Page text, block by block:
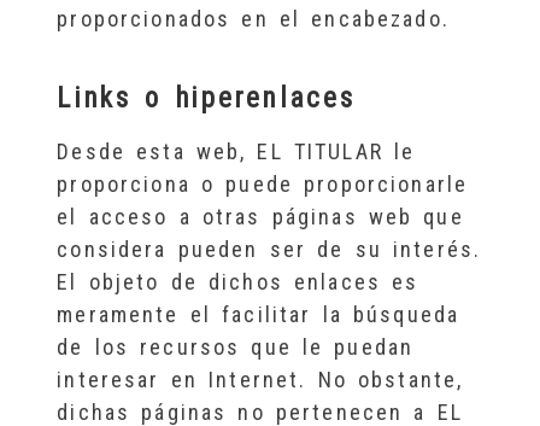
proporcionados en el encabezado.
Links o hiperenlaces
Desde esta web, EL TITULAR le
proporciona o puede proporcionarle
el acceso a otras páginas web que
considera pueden ser de su interés.
El objeto de dichos enlaces es
meramente el facilitar la búsqueda
de los recursos que le puedan
interesar en Internet. No obstante,
dichas páginas no pertenecen a EL